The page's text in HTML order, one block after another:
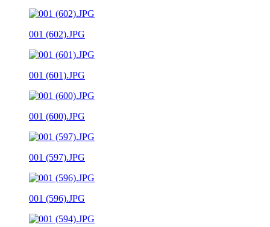
001 (602).JPG
001 (601).JPG
001 (600).JPG
001 (597).JPG
001 (596).JPG